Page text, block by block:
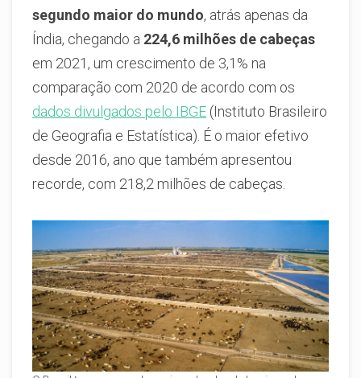
segundo maior do mundo, atrás apenas da
Índia, chegando a 224,6 milhões de cabeças
em 2021, um crescimento de 3,1% na
comparação com 2020 de acordo com os
dados divulgados pelo IBGE (Instituto Brasileiro
de Geografia e Estatística). É o maior efetivo
desde 2016, ano que também apresentou
recorde, com 218,2 milhões de cabeças.